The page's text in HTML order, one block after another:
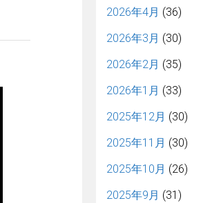
2026年4月 (36)
2026年3月 (30)
2026年2月 (35)
2026年1月 (33)
2025年12月 (30)
2025年11月 (30)
2025年10月 (26)
2025年9月 (31)